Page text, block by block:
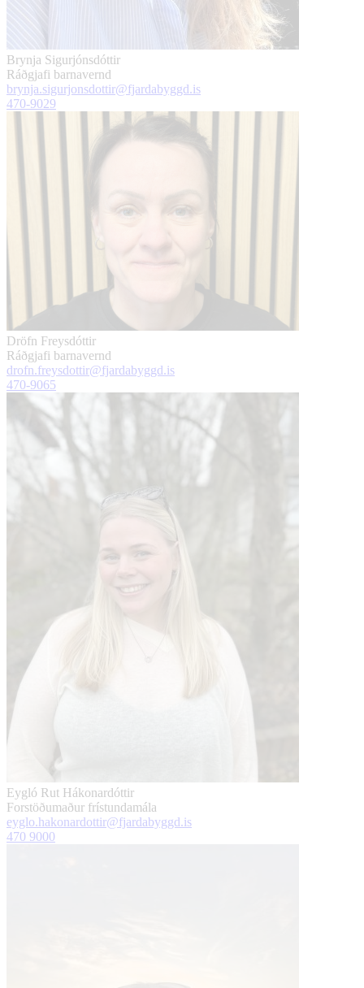
Brynja Sigurjónsdóttir
Ráðgjafi barnavernd
brynja.sigurjonsdottir@fjardabyggd.is
470-9029
Dröfn Freysdóttir
Ráðgjafi barnavernd
drofn.freysdottir@fjardabyggd.is
470-9065
Eygló Rut Hákonardóttir
Forstöðumaður frístundamála
eyglo.hakonardottir@fjardabyggd.is
470 9000